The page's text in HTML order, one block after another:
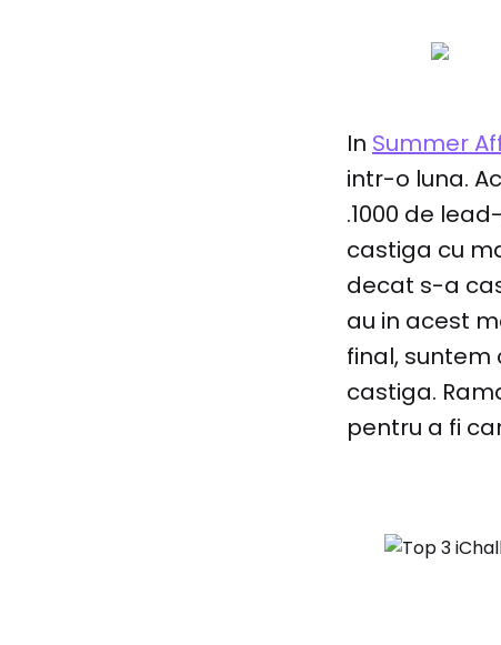
In Summer
intr-o luna.
.1000 de
castiga cu
decat s-a
au in acest
final, suntem
castiga.
pentru a fi